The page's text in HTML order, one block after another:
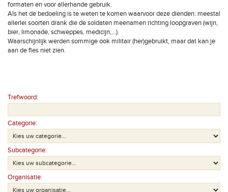
formaten en voor allerhande gebruik.
Als het de bedoeling is te weten te komen waarvoor deze dienden: meestal
allerlei soorten drank die de soldaten meenamen richting loopgraven (wijn,
bier, limonade, schweppes, medicijn,…).
Waarschijnlijk werden sommige ook militair (her)gebruikt, maar dat kan je
aan de fles niet zien.
Trefwoord:
Categorie:
Subcategorie:
Organisatie: